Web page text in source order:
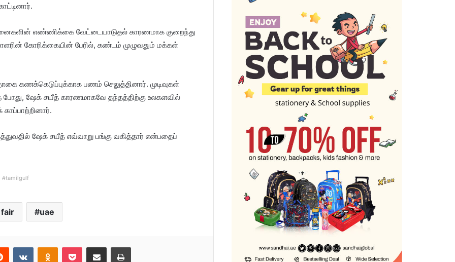
எண்ணிக்கை வேட்டையாடுதல் காரணமாக குறைந்து
கோரிக்கையின் பேரில், கண்டம் முழுவதும் மக்கள்
கணக்கெடுப்புக்காக பணம் செலுத்தினார். முடிவுகள்
போது, ​​ஷேக் சயீத் காரணமாகவே தந்தத்திற்கு உலகளவில்
ஷேக் சயீத் எவ்வாறு பங்கு வகித்தார் என்பதைப்
#tamilgulf
uae